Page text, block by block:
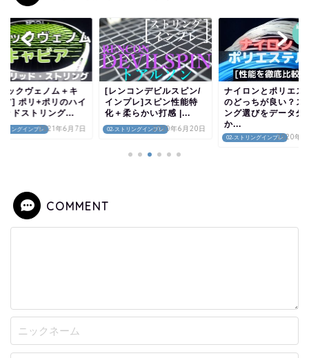
リングインプレ
ックヴェノム＋キ
ア] ポリ+ポリのハイ
ッドストリング...
2021年6月7日 02-ストリングインプレ
[レンコンデビルスピン/
インプレ]スピン性能特
化＋柔らかい打感 |...
2020年6月20日
02-ストリングインプレ
ナイロンとポリエス
のどっちが良い？ス
ング選びをデータ分
か...
2020年9
COMMENT